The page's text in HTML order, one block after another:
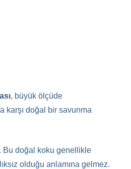
, büyük ölçüde
karşı doğal bir savunma
Bu doğal koku genellikle
olduğu anlamına gelmez.